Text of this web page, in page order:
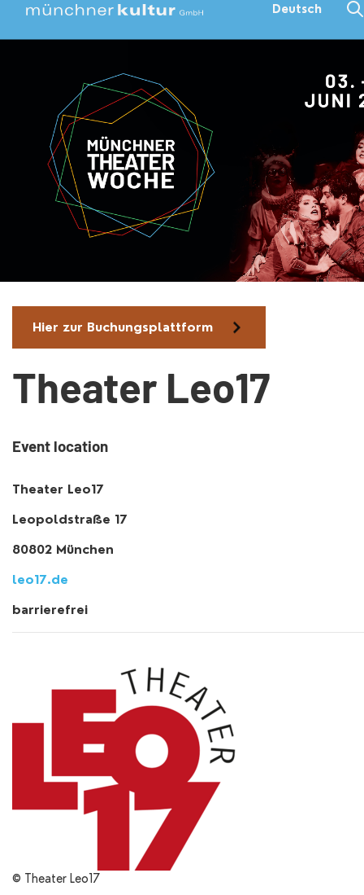
Deutsch
Hier zur Buchungsplattform
Theater Leo17
Event location
Theater Leo17
Leopoldstraße 17
80802 München
leo17.de
barrierefrei
© Theater Leo17